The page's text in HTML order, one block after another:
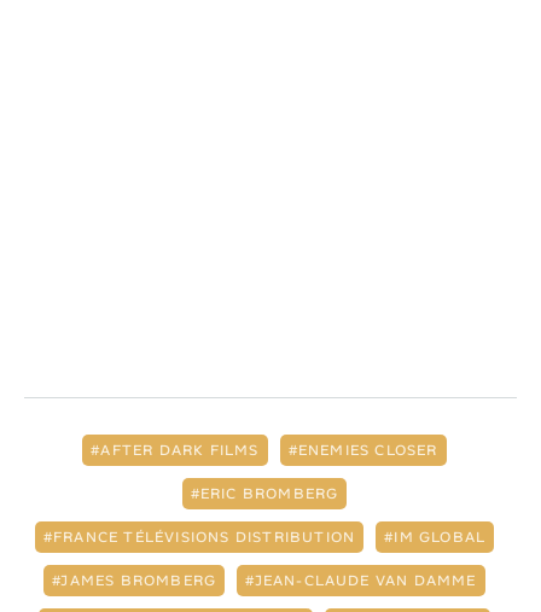
AFTER DARK FILMS ENEMIES CLOSER
ERIC BROMBERG
FRANCE TÉLÉVISIONS DISTRIBUTION IM GLOBAL
JAMES BROMBERG JEAN-CLAUDE VAN DAMME